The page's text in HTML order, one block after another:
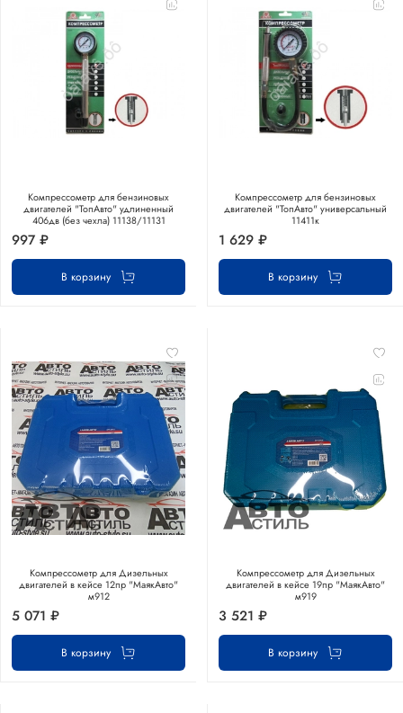
Компрессометр для бензиновых
двигателей "ТопАвто" удлиненный
406дв (без чехла) 11138/11131
997 ₽
В корзину
Компрессометр для бензиновых
двигателей "ТопАвто" универсальный
11411к
1 629 ₽
В корзину
Компрессометр для Дизельных
двигателей в кейсе 12пр "МаякАвто"
м912
5 071 ₽
В корзину
Компрессометр для Дизельных
двигателей в кейсе 19пр "МаякАвто"
м919
3 521 ₽
В корзину